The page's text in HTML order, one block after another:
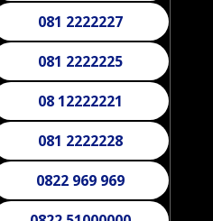
081 2222225
08 12222221
081 2222228
0822 969 969
0822 51000000